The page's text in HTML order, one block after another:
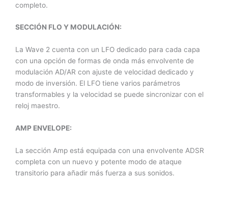
completo.
SECCIÓN FLO Y MODULACIÓN:
La Wave 2 cuenta con un LFO dedicado para cada capa
con una opción de formas de onda más envolvente de
modulación AD/AR con ajuste de velocidad dedicado y
modo de inversión. El LFO tiene varios parámetros
transformables y la velocidad se puede sincronizar con el
reloj maestro.
AMP ENVELOPE:
La sección Amp está equipada con una envolvente ADSR
completa con un nuevo y potente modo de ataque
transitorio para añadir más fuerza a sus sonidos.